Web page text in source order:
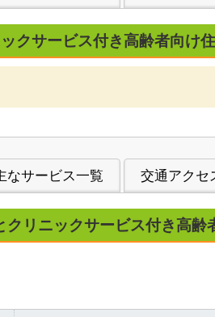
クサービス付き高齢者向け
なサービス一覧 交通アクセ
クリニックサービス付き高齢